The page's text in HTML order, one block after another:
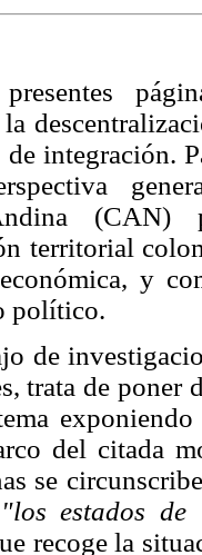
integración.
territorial
y
político.
de
trata de
del citada
se
"los estados de
recoge la